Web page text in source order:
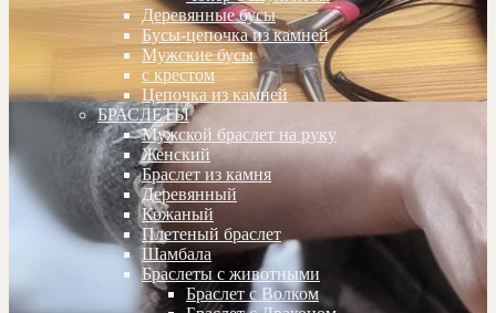
Деревянные бусы
Бусы-цепочка из камней
Мужские бусы
с крестом
Цепочка из камней
БРАСЛЕТЫ
Мужской браслет на руку
Женский
Браслет из камня
Деревянный
Кожаный
Плетеный браслет
Шамбала
Браслеты с животными
Браслет с Волком